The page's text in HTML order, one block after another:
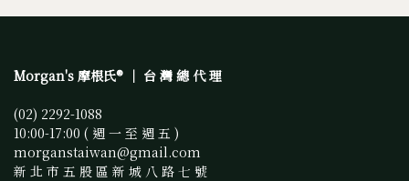
Morgan's 摩根氏® ｜ 台 灣 總 代 理
(02) 2292-1088
10:00-17:00 ( 週 一 至 週 五 )
morganstaiwan@gmail.com
新 北 市 五 股 區 新 城 八 路 七 號